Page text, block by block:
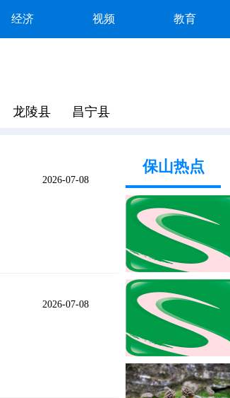
经济 视频 教育
龙陵县 昌宁县
2026-07-08
2026-07-08
保山热点